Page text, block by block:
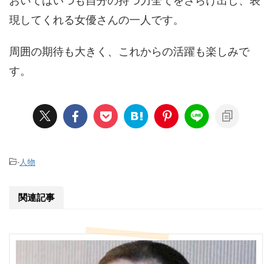
現してくれる女優さんの一人です。
周囲の期待も大きく、これからの活躍も楽しみで
す。
-人物
関連記事